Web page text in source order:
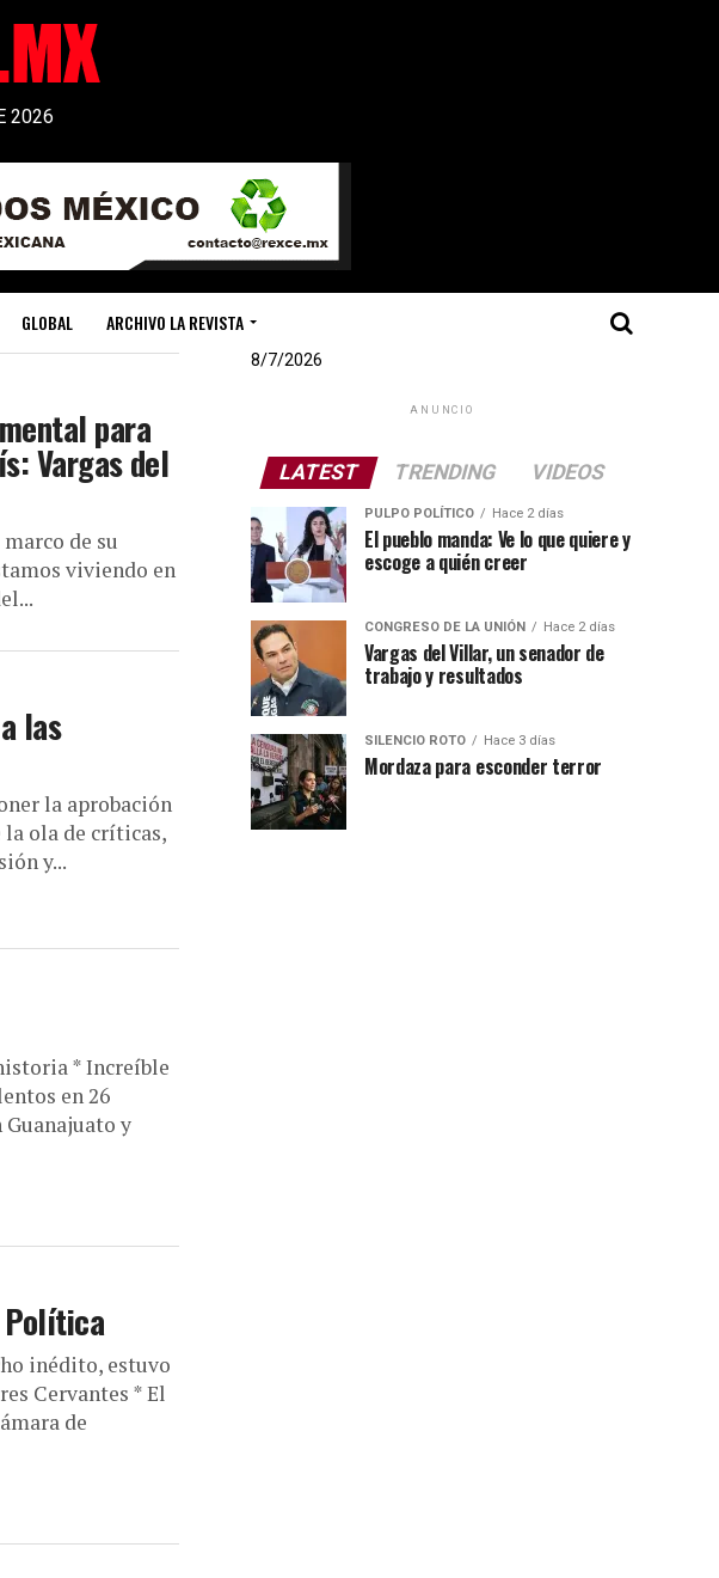
2026
GLOBAL ARCHIVO LA REVISTA
para
Vargas del
de su
viviendo en
las
la aprobación
la ola de críticas,
y...
* Increíble
en 26
y
inédito, estuvo
Cervantes * El
de
8/7/2026
ANUNCIO
LATEST TRENDING VIDEOS
PULPO POLÍTICO Hace 2 días
El pueblo manda: Ve lo que quiere y
escoge a quién creer
CONGRESO DE LA UNIÓN Hace 2 días
Vargas del Villar, un senador de
trabajo y resultados
SILENCIO ROTO Hace 3 días
Mordaza para esconder terror